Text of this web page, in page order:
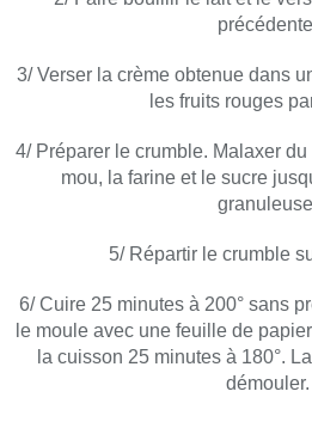
3/ Verser la crème obtenue dans
les fruits rouges
4/ Préparer le crumble. Malaxer
mou, la farine et le sucre
5/ Répartir le crumble
6/ Cuire 25 minutes à 200° sans
le moule avec une feuille de
la cuisson 25 minutes à 180°.
démouler.